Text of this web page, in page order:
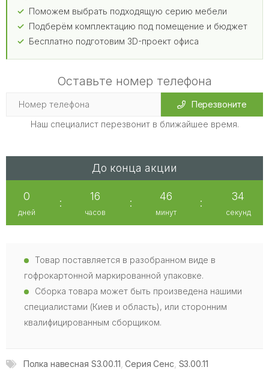
Поможем выбрать подходящую серию мебели
Подберём комплектацию под помещение и бюджет
Бесплатно подготовим 3D-проект офиса
Оставьте номер телефона
Перезвоните
Наш специалист перезвонит в ближайшее время.
До конца акции
0
дней
:
16
часов
:
46
минут
:
34
секунд
Товар поставляется в разобранном виде в
гофрокартонной маркированной упаковке.
Сборка товара может быть произведена нашими
специалистами (Киев и область), или сторонним
квалифицированным сборщиком.
Полка навесная S3.00.11 ,Серия Сенс S3.00.11